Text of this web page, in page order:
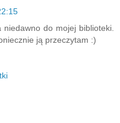
niedawno do mojej biblioteki.
ją przeczytam :)